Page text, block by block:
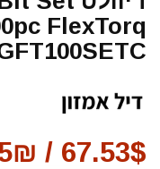
FlexTorq
67.53$ / 245₪